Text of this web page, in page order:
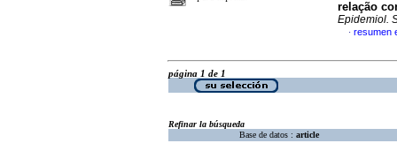
relação
Epidemiol.
· resumen
página 1 de 1
Refinar la búsqueda
Base de datos : article